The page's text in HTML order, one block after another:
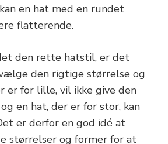
en hat med en rundet
flatterende.
den rette hatstil, er det
den rigtige størrelse og
er for lille, vil ikke give den
en hat, der er for stor, kan
er derfor en god idé at
størrelser og former for at